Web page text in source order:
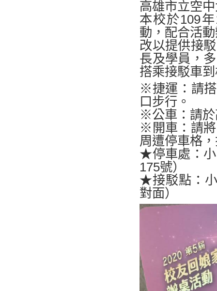
高雄市立空
本校於109
動，配合活
改以提供接
長及學員，
搭乘接駁車
※捷運：請
口步行。
※公車：請於
※開車：請
周遭停車格
★停車處：小
175號）
★接駁點：
對面）